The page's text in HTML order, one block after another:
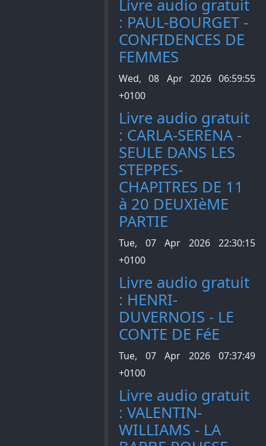
Livre audio gratuit
: PAUL-BOURGET -
CONFIDENCES DE
FEMMES
Wed, 08 Apr 2026 06:59:55
+0100
Livre audio gratuit
: CARLA-SERENA -
SEULE DANS LES
STEPPES-
CHAPITRES DE 11
à 20 DEUXIèME
PARTIE
Tue, 07 Apr 2026 22:30:15
+0100
Livre audio gratuit
: HENRI-
DUVERNOIS - LE
CONTE DE FéE
Tue, 07 Apr 2026 07:37:49
+0100
Livre audio gratuit
: VALENTIN-
WILLIAMS - LA